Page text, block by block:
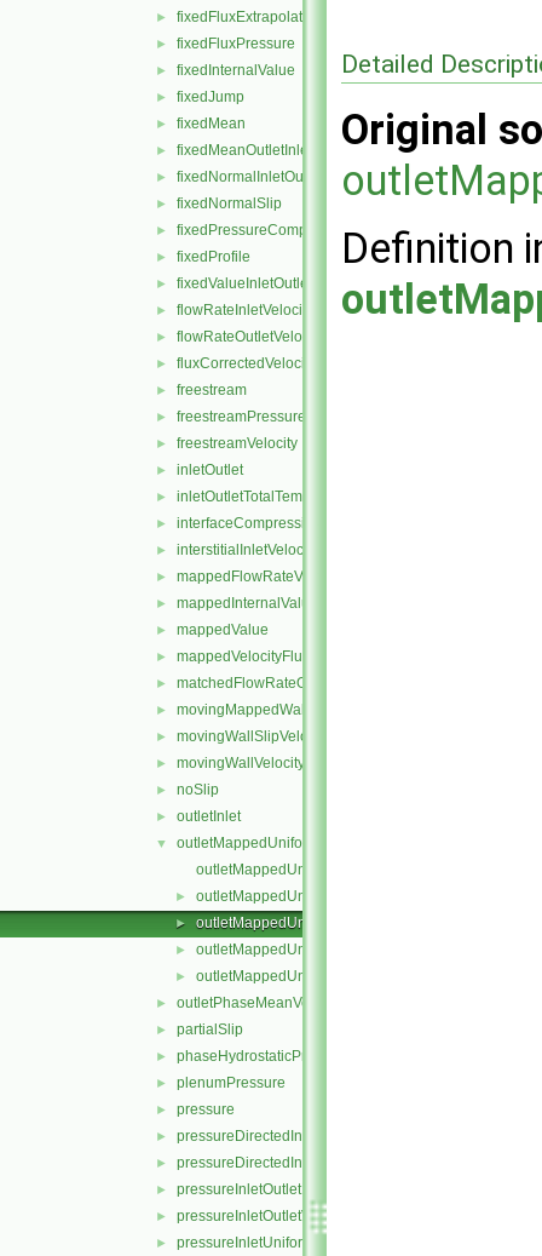
► fixedFluxExtrapolatedPressure
► fixedFluxPressure
► fixedInternalValue
► fixedJump
► fixedMean
► fixedMeanOutletInlet
► fixedNormalInletOutletVelocity
► fixedNormalSlip
► fixedPressureCompressibleDensity
► fixedProfile
► fixedValueInletOutlet
► flowRateInletVelocity
► flowRateOutletVelocity
► fluxCorrectedVelocity
► freestream
► freestreamPressure
► freestreamVelocity
► inletOutlet
► inletOutletTotalTemperature
► interfaceCompression
► interstitialInletVelocity
► mappedFlowRateVelocity
► mappedInternalValue
► mappedValue
► mappedVelocityFlux
► matchedFlowRateOutletVelocity
► movingMappedWallVelocity
► movingWallSlipVelocity
► movingWallVelocity
► noSlip
► outletInlet
▼
outletMappedUniformInlet
outletMappedUniformInletFvPatchField.C
► outletMappedUniformInletFvPatchField.H
► outletMappedUniformInletFvPatchFields.C
► outletMappedUniformInletFvPatchFields.H
► outletMappedUniformInletFvPatchFieldsFwd.H
► outletPhaseMeanVelocity
► partialSlip
► phaseHydrostaticPressure
► plenumPressure
► pressure
► pressureDirectedInletOutletVelocity
► pressureDirectedInletVelocity
► pressureInletOutletParSlipVelocity
► pressureInletOutletVelocity
► pressureInletUniformVelocity
Detailed
Original
Definition